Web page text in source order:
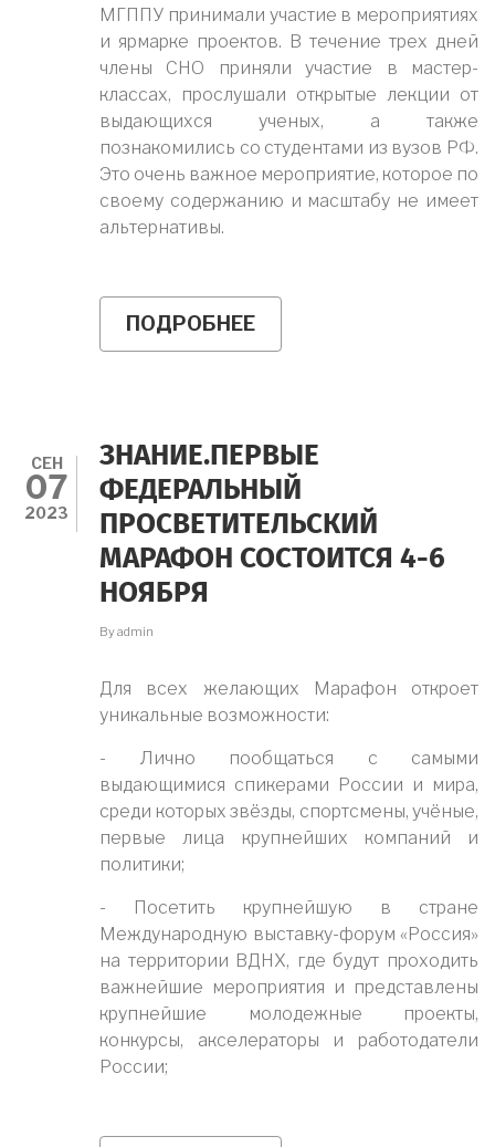
МГППУ принимали участие в мероприятиях
и ярмарке проектов. В течение трех дней
члены СНО приняли участие в мастер-
классах, прослушали открытые лекции от
выдающихся ученых, а также
познакомились со студентами из вузов РФ.
Это очень важное мероприятие, которое по
своему содержанию и масштабу не имеет
альтернативы.
ПОДРОБНЕЕ
ВСЕРОССИЙСКИЙ
ПРОШЕЛ
В
Г.
ТУЛЕ
СЕН
07
2023
ЗНАНИЕ.ПЕРВЫЕ
ФЕДЕРАЛЬНЫЙ
ПРОСВЕТИТЕЛЬСКИЙ
МАРАФОН СОСТОИТСЯ 4-6
НОЯБРЯ
Byadmin
Для всех желающих Марафон откроет
уникальные возможности:
- Лично пообщаться с самыми
выдающимися спикерами России и мира,
среди которых звёзды, спортсмены, учёные,
первые лица крупнейших компаний и
политики;
- Посетить крупнейшую в стране
Международную выставку-форум «Россия»
на территории ВДНХ, где будут проходить
важнейшие мероприятия и представлены
крупнейшие молодежные проекты,
конкурсы, акселераторы и работодатели
России;